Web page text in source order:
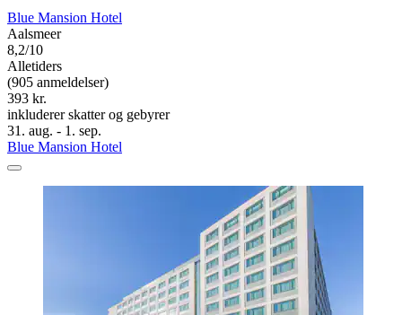
Blue Mansion Hotel
Aalsmeer
8,2/10
Alletiders
(905 anmeldelser)
393 kr.
inkluderer skatter og gebyrer
31. aug. - 1. sep.
Blue Mansion Hotel